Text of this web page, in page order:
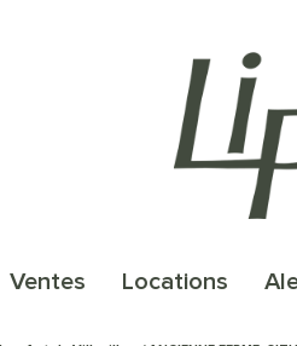
ventes locations